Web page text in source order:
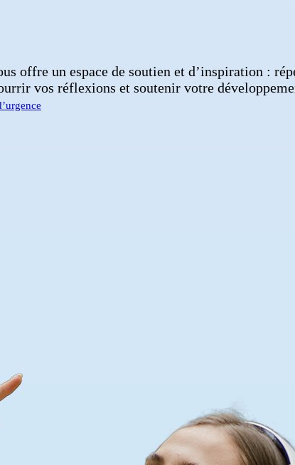
offre un espace de soutien et d’inspiration :
vos réflexions et soutenir votre